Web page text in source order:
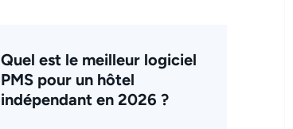
Quel est le meilleur logiciel
PMS pour un hôtel
indépendant en 2026 ?